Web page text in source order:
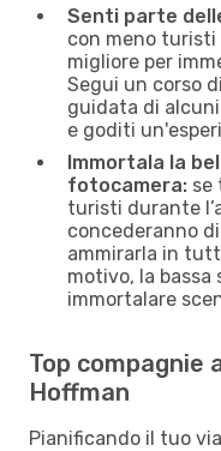
Senti parte
con meno
migliore per
Segui un corso
guidata di
e goditi
Immortala la
fotocamera: se
turisti durante
concederanno
ammirarla in
motivo, la
immortalare
Top compagnie
Hoffman
Pianificando il tuo